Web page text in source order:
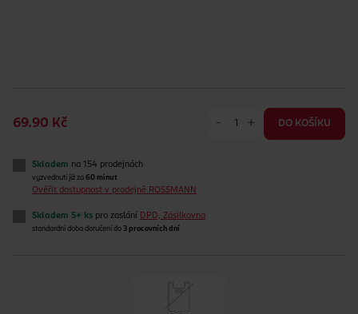
69.90 Kč - + DO KOŠÍKU
Skladem na 154 prodejnách
vyzvednutí již za 60 minut
Ověřit dostupnost v prodejně ROSSMANN
Skladem 5+ ks pro zaslání DPD, Zásilkovna
standardní doba doručení do 3 pracovních dní